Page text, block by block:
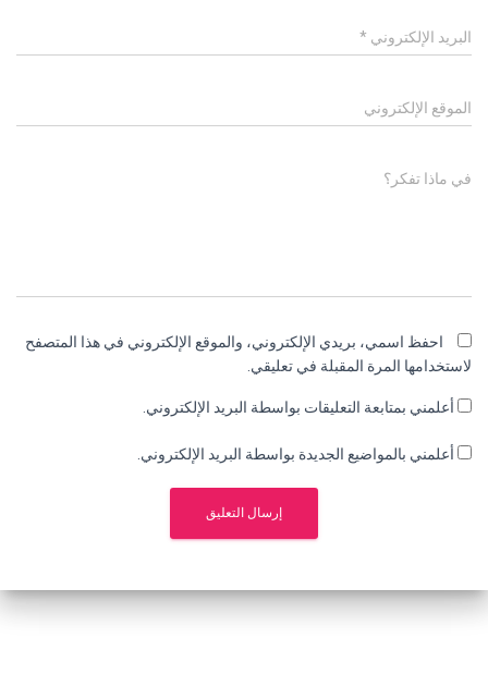
البريد الإلكتروني *
الموقع الإلكتروني
في ماذا تفكر؟
احفظ اسمي، بريدي الإلكتروني، والموقع الإلكتروني في هذا المتصفح
لاستخدامها المرة المقبلة في تعليقي.
أعلمني بمتابعة التعليقات بواسطة البريد الإلكتروني.
أعلمني بالمواضيع الجديدة بواسطة البريد الإلكتروني.